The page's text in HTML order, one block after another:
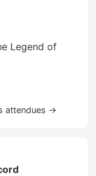
Legend of
attendues →